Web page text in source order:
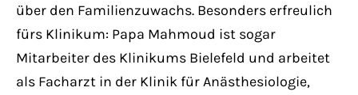
über den Familienzuwachs. Besonders erfreulich
fürs Klinikum: Papa Mahmoud ist sogar
Mitarbeiter des Klinikums Bielefeld und arbeitet
als Facharzt in der Klinik für Anästhesiologie,